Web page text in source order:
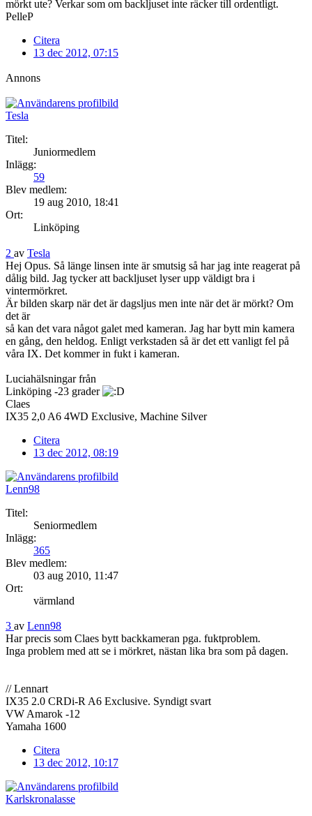
mörkt ute? Verkar som om backljuset inte räcker till ordentligt.
PelleP
Citera
13 dec 2012, 07:15
Annons
Tesla
Titel:
Juniormedlem
Inlägg:
59
Blev medlem:
19 aug 2010, 18:41
Ort:
Linköping
2 av Tesla
Hej Opus. Så länge linsen inte är smutsig så har jag inte reagerat på
dålig bild. Jag tycker att backljuset lyser upp väldigt bra i
vintermörkret.
Är bilden skarp när det är dagsljus men inte när det är mörkt? Om
det är
så kan det vara något galet med kameran. Jag har bytt min kamera
en gång, den heldog. Enligt verkstaden så är det ett vanligt fel på
våra IX. Det kommer in fukt i kameran.
Luciahälsningar från
Linköping -23 grader
Claes
IX35 2,0 A6 4WD Exclusive, Machine Silver
Citera
13 dec 2012, 08:19
Lenn98
Titel:
Seniormedlem
Inlägg:
365
Blev medlem:
03 aug 2010, 11:47
Ort:
värmland
3 av Lenn98
Har precis som Claes bytt backkameran pga. fuktproblem.
Inga problem med att se i mörkret, nästan lika bra som på dagen.
// Lennart
IX35 2.0 CRDi-R A6 Exclusive. Syndigt svart
VW Amarok -12
Yamaha 1600
Citera
13 dec 2012, 10:17
Karlskronalasse